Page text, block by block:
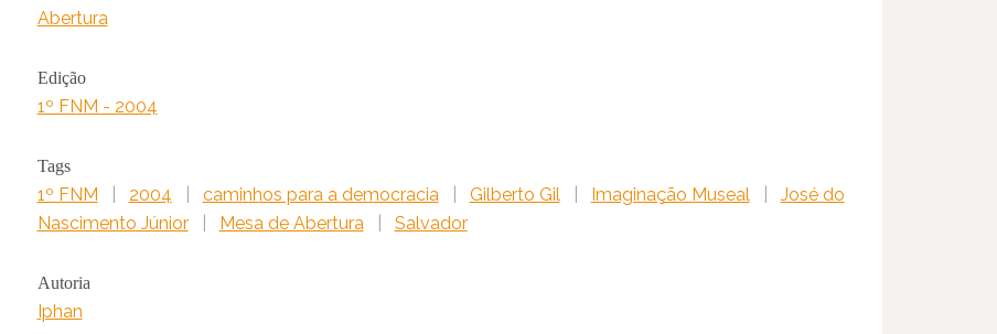
Abertura
Edição
1º FNM - 2004
Tags
1º FNM 2004 caminhos para a democracia Gilberto Gil Imaginação Museal
José do
Nascimento Júnior
Mesa de Abertura Salvador
Autoria
Iphan